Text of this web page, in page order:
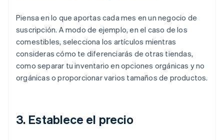
Piensa en lo que aportas cada mes en un negocio de
suscripción. A modo de ejemplo, en el caso de los
comestibles, selecciona los artículos mientras
consideras cómo te diferenciarás de otras tiendas,
como separar tu inventario en opciones orgánicas y no
orgánicas o proporcionar varios tamaños de productos.
3. Establece el precio